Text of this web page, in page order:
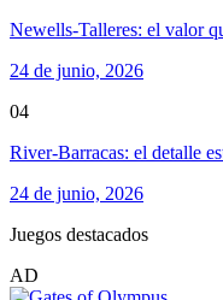
Newells-Talleres: el valor
24 de junio, 2026
04
River-Barracas: el detalle
24 de junio, 2026
Juegos destacados
AD